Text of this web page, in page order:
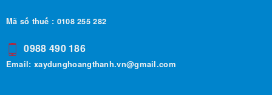
Mã số thuế : 0108 255 282
0988 490 186
Email: xaydunghoangthanh.vn@gmail.com